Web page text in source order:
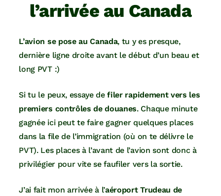
l’arrivée au Canada
L’avion se pose au Canada, tu y es presque,
dernière ligne droite avant le début d’un beau et
long PVT :)
Si tu le peux, essaye defiler rapidement vers les
premiers contrôles de douanes. Chaque minute
gagnée ici peut te faire gagner quelques places
dans la file de l’immigration (où on te délivre le
PVT). Les places à l’avant de l’avion sont donc à
privilégier pour vite se faufiler vers la sortie.
J’ai fait mon arrivée à l’aéroport Trudeau de